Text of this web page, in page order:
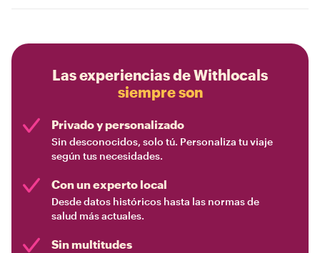
Las experiencias de Withlocals
siempre son
Privado y personalizado
Sin desconocidos, solo tú. Personaliza tu viaje
según tus necesidades.
Con un experto local
Desde datos históricos hasta las normas de
salud más actuales.
Sin multitudes